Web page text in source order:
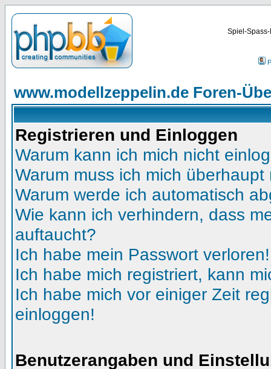
Spiel-
www.modellzeppelin.de Foren-
Registrieren und Einloggen
Warum kann ich mich nicht
Warum muss ich mich überhaupt
Warum werde ich automatisch
Wie kann ich verhindern, dass
auftaucht?
Ich habe mein Passwort verloren!
Ich habe mich registriert, kann
Ich habe mich vor einiger Zeit
einloggen!
Benutzerangaben und